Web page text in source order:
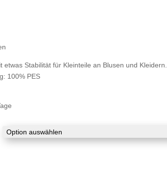
etwas Stabilität für Kleinteile an Blusen und Kleidern.
100% PES